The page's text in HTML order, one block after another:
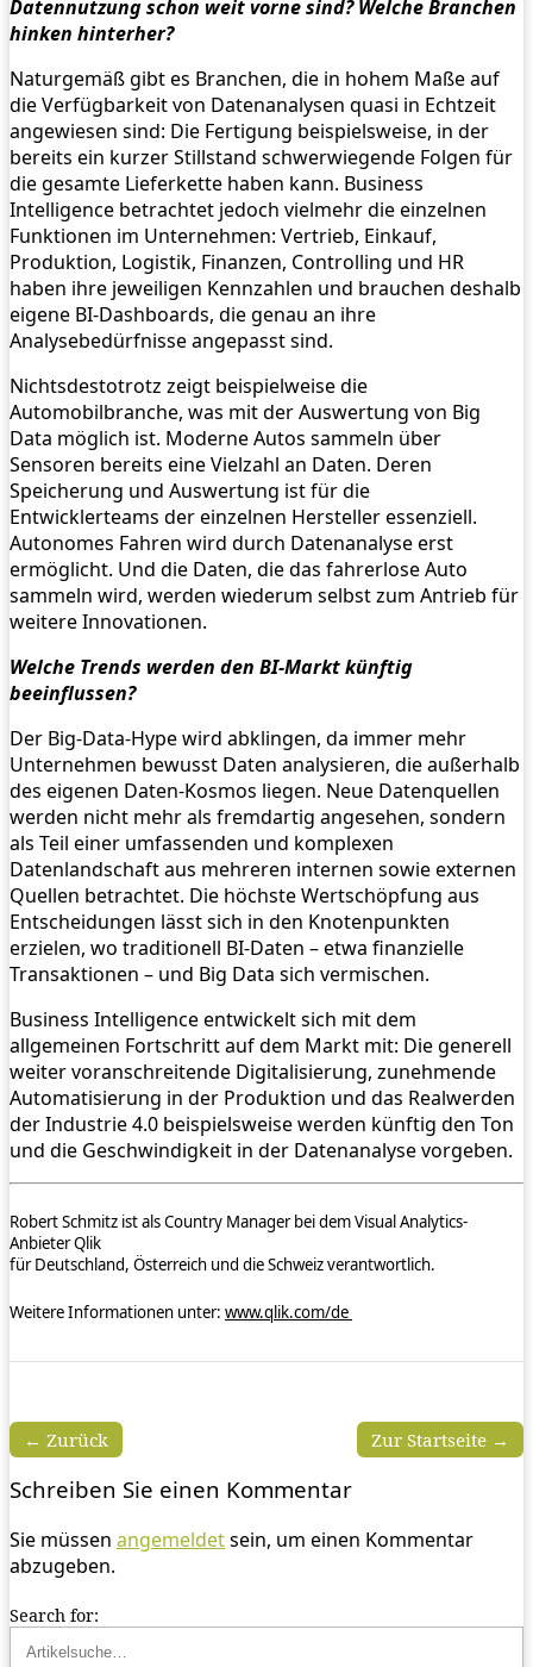
Datennutzung schon weit vorne sind? Welche Branchen
hinken hinterher?
Naturgemäß gibt es Branchen, die in hohem Maße auf
die Verfügbarkeit von Datenanalysen quasi in Echtzeit
angewiesen sind: Die Fertigung beispielsweise, in der
bereits ein kurzer Stillstand schwerwiegende Folgen für
die gesamte Lieferkette haben kann. Business
Intelligence betrachtet jedoch vielmehr die einzelnen
Funktionen im Unternehmen: Vertrieb, Einkauf,
Produktion, Logistik, Finanzen, Controlling und HR
haben ihre jeweiligen Kennzahlen und brauchen deshalb
eigene BI-Dashboards, die genau an ihre
Analysebedürfnisse angepasst sind.
Nichtsdestotrotz zeigt beispielweise die
Automobilbranche, was mit der Auswertung von Big
Data möglich ist. Moderne Autos sammeln über
Sensoren bereits eine Vielzahl an Daten. Deren
Speicherung und Auswertung ist für die
Entwicklerteams der einzelnen Hersteller essenziell.
Autonomes Fahren wird durch Datenanalyse erst
ermöglicht. Und die Daten, die das fahrerlose Auto
sammeln wird, werden wiederum selbst zum Antrieb für
weitere Innovationen.
Welche Trends werden den BI-Markt künftig
beeinflussen?
Der Big-Data-Hype wird abklingen, da immer mehr
Unternehmen bewusst Daten analysieren, die außerhalb
des eigenen Daten-Kosmos liegen. Neue Datenquellen
werden nicht mehr als fremdartig angesehen, sondern
als Teil einer umfassenden und komplexen
Datenlandschaft aus mehreren internen sowie externen
Quellen betrachtet. Die höchste Wertschöpfung aus
Entscheidungen lässt sich in den Knotenpunkten
erzielen, wo traditionell BI-Daten – etwa finanzielle
Transaktionen – und Big Data sich vermischen.
Business Intelligence entwickelt sich mit dem
allgemeinen Fortschritt auf dem Markt mit: Die generell
weiter voranschreitende Digitalisierung, zunehmende
Automatisierung in der Produktion und das Realwerden
der Industrie 4.0 beispielsweise werden künftig den Ton
und die Geschwindigkeit in der Datenanalyse vorgeben.
Robert Schmitz ist als Country Manager bei dem Visual Analytics-
Anbieter Qlik
für Deutschland, Österreich und die Schweiz verantwortlich.
Weitere Informationen unter: www.qlik.com/de
Zur Startseite →
← Zurück
Schreiben Sie einen Kommentar
Sie müssen angemeldetsein, um einen Kommentar
abzugeben.
Search for: